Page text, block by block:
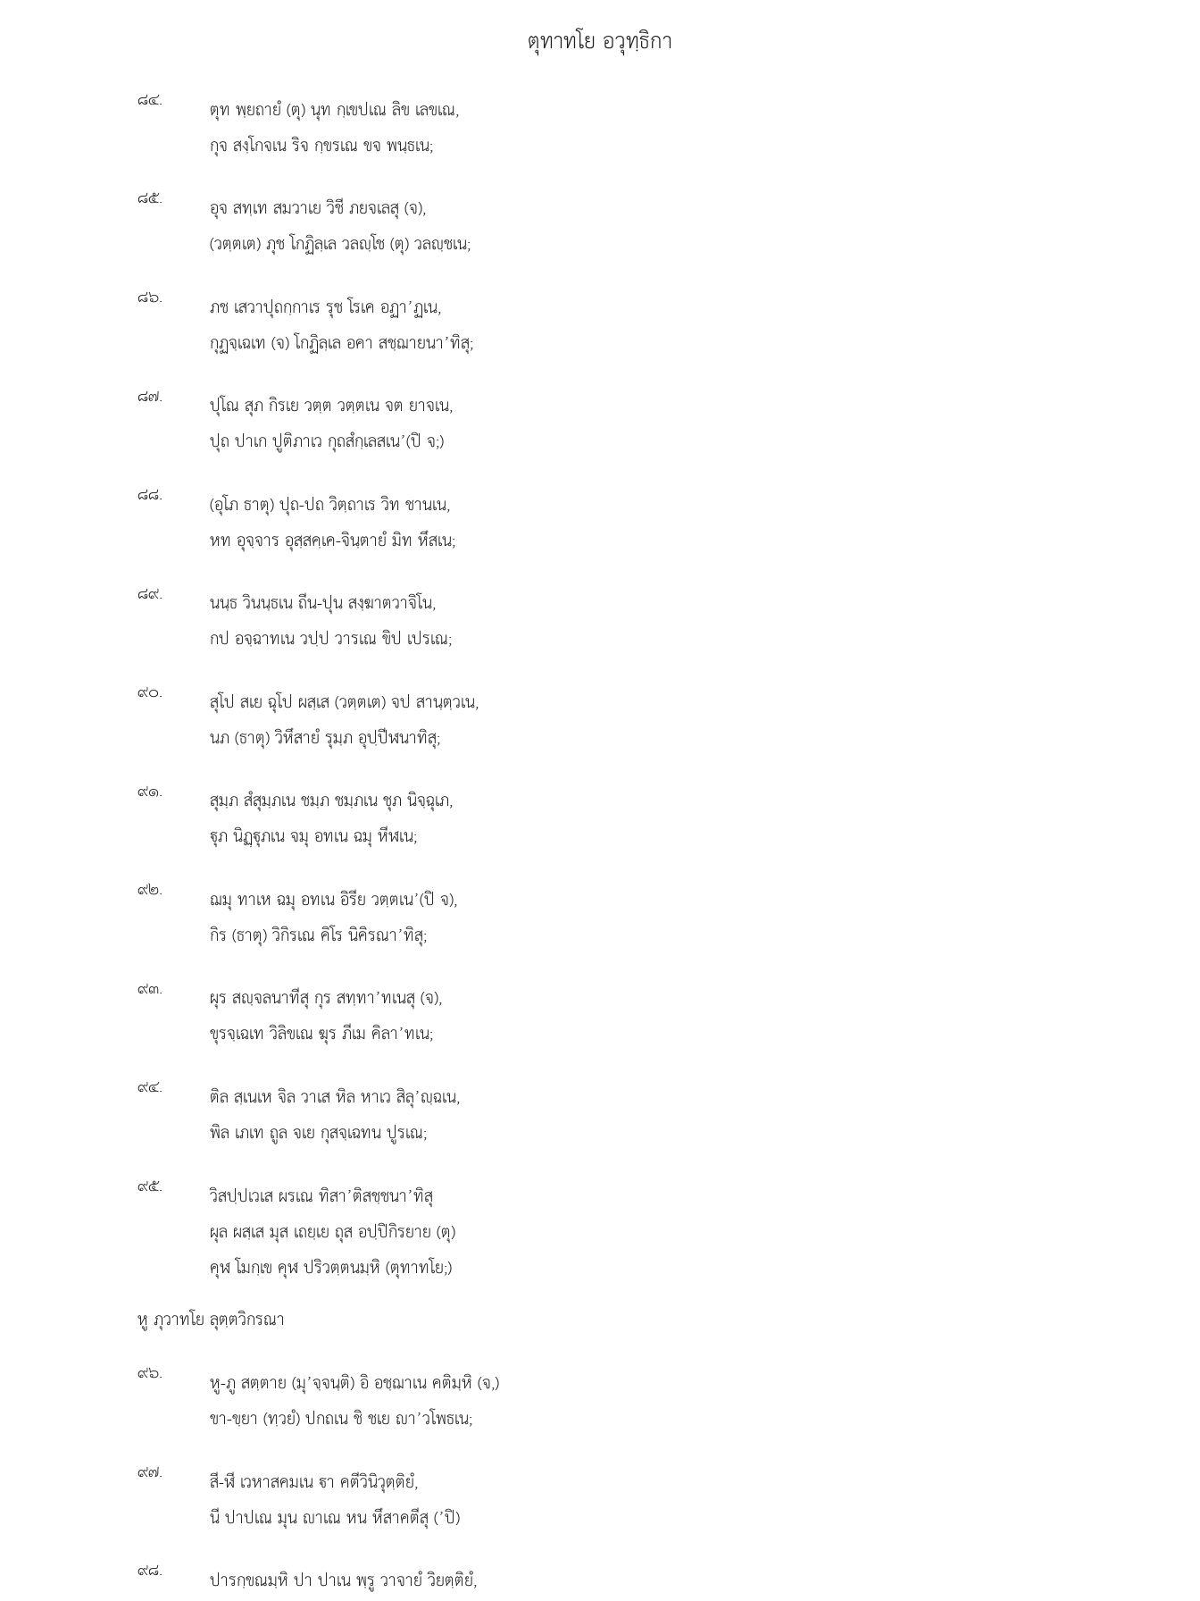
ตุทาทโย อวุทฺธิกา
๘๔.
ตุท พฺยถายํ (ตุ) นุท กฺเขปเณ ลิข เลขเณ,
กุจ สงฺโกจเน ริจ กฺขรเณ ขจ พนฺธเน;
๘๕.
อุจ สทฺเท สมวาเย วิชี ภยจเลสุ (จ),
(วตฺตเต) ภุช โกฏิลฺเล วลฺโช (ตุ) วลฺชเน;
๘๖.
ภช เสวาปุถกฺกาเร รุช โรเค อฏา’ฏเน,
กุฏจฺเฉเท (จ) โกฏิลฺเล อคา สชฺฌายนา’ทิสุ;
๘๗.
ปุโณ สุภ กิรเย วตฺต วตฺตเน จต ยาจเน,
ปุถ ปาเก ปูติภาเว กุถสํกฺเลสเน’(ปิ จ;)
๘๘.
(อุโภ ธาตุ) ปุถ-ปถ วิตฺถาเร วิท ชานเน,
หท อุจฺจาร อุสฺสคฺเค-จินฺตายํ มิท หึสเน;
๘๙.
นนฺธ วินนฺธเน ถีน-ปุน สงฺฆาตวาจิโน,
กป อจฺฉาทเน วปฺป วารเณ ขิป เปรเณ;
๙๐.
สุโป สเย ฉุโป ผสฺเส (วตฺตเต) จป สานฺตฺวเน,
นภ (ธาตุ) วิหึสายํ รุมฺภ อุปฺปีฬนาทิสุ;
๙๑.
สุมฺภ สํสุมฺภเน ชมฺภ ชมฺภเน ชุภ นิจฺฉุเภ,
ุภ นิฏฺุภเน จมุ อทเน ฉมุ หีฬเน;
๙๒.
ฌมุ ทาเห ฉมุ อทเน อิรีย วตฺตเน’(ปิ จ),
กิร (ธาตุ) วิกิรเณ คิโร นิคิรณา’ทิสุ;
๙๓.
ผุร สฺจลนาทีสุ กุร สทฺทา’ทเนสุ (จ),
ขุรจฺเฉเท วิลิขเณ ฆุร ภีเม คิลา’ทเน;
๙๔.
ติล สฺเนเห จิล วาเส หิล หาเว สิลุ’ฺฉเน,
พิล เภเท ถูล จเย กุสจฺเฉทน ปูรเณ;
๙๕.
วิสปฺปเวเส ผรเณ ทิสา’ติสชฺชนา’ทิสุ
ผุล ผสฺเส มุส เถยฺเย ถุส อปฺปิกิรยาย (ตุ)
คุฬ โมกฺเข คุฬ ปริวตฺตนมฺหิ (ตุทาทโย;)
หูภุวาทโย ลุตฺตวิกรณา
๙๖.
หู-ภู สตฺตาย (มุ’จฺจนฺติ) อิ อชฺฌาเน คติมฺหิ (จ,)
ขา-ขฺยา (ทฺวยํ) ปกถเน ชิ ชเย า’วโพธเน;
๙๗.
สี-ฬี เวหาสคมเน า คตีวินิวุตฺติยํ,
นี ปาปเณ มุน าเณ หน หึสาคตีสุ (’ปิ)
๙๘. ปารกฺขณมฺหิ ปา ปาเน พฺรู วาจายํ วิยตฺติยํ,